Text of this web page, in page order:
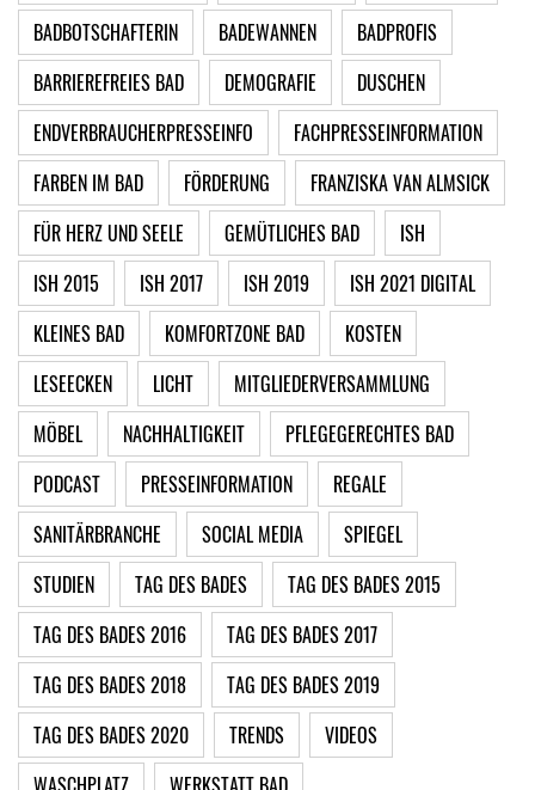
BADBOTSCHAFTERIN
BADEWANNEN
BADPROFIS
BARRIEREFREIES BAD
DEMOGRAFIE
DUSCHEN
ENDVERBRAUCHERPRESSEINFO
FACHPRESSEINFORMATION
FARBEN IM BAD
FÖRDERUNG
FRANZISKA VAN ALMSICK
FÜR HERZ UND SEELE
GEMÜTLICHES BAD
ISH
ISH 2015
ISH 2017 ISH 2019
ISH 2021 DIGITAL
KLEINES BAD
KOMFORTZONE BAD
KOSTEN
LESEECKEN
LICHT
MITGLIEDERVERSAMMLUNG
MÖBEL
NACHHALTIGKEIT
PFLEGEGERECHTES BAD
PODCAST
PRESSEINFORMATION
REGALE
SANITÄRBRANCHE
SOCIAL MEDIA
SPIEGEL
STUDIEN
TAG DES BADES
TAG DES BADES 2015
TAG DES BADES 2016
TAG DES BADES 2017
TAG DES BADES 2018
TAG DES BADES 2019
TAG DES BADES 2020
TRENDS
VIDEOS